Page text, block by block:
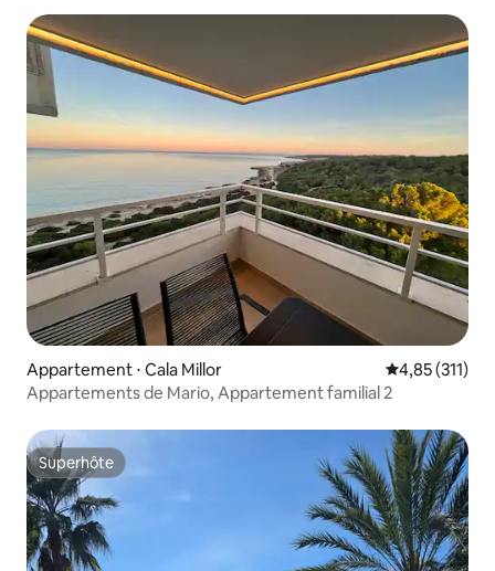
Appartement ⋅ Cala Millor Évaluation
4,85 (311)
Appartements de Mario, Appartement familial 2
Superhôte
Superhôte